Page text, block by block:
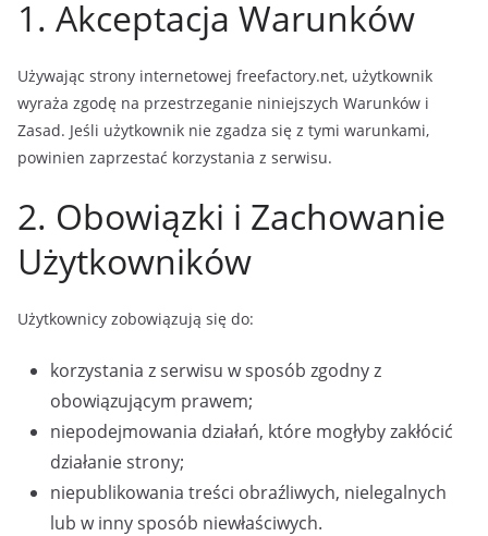
1. Akceptacja Warunków
Używając strony internetowej freefactory.net, użytkownik
wyraża zgodę na przestrzeganie niniejszych Warunków i
Zasad. Jeśli użytkownik nie zgadza się z tymi warunkami,
powinien zaprzestać korzystania z serwisu.
2. Obowiązki i Zachowanie
Użytkowników
Użytkownicy zobowiązują się do:
korzystania z serwisu w sposób zgodny z
obowiązującym prawem;
niepodejmowania działań, które mogłyby zakłócić
działanie strony;
niepublikowania treści obraźliwych, nielegalnych
lub w inny sposób niewłaściwych.